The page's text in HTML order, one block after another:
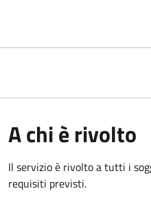
A chi è rivolto
Il servizio è rivolto a tutti i
requisiti previsti.